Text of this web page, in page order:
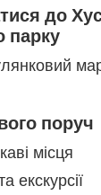
до
парку
поруч
місця
екскурсії